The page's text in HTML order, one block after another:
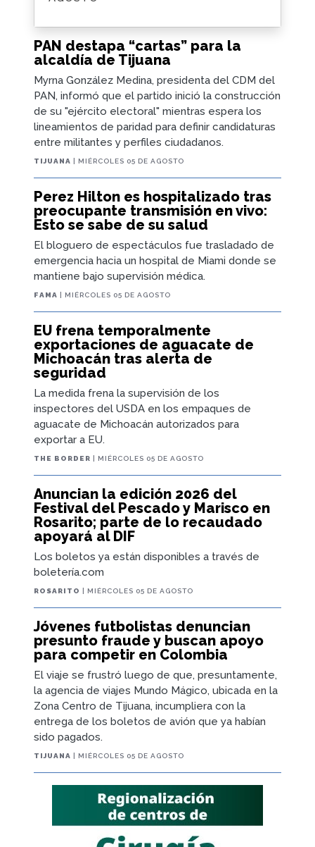
PAN destapa “cartas” para la
alcaldía de Tijuana
Myrna González Medina, presidenta del CDM del
PAN, informó que el partido inició la construcción
de su "ejército electoral" mientras espera los
lineamientos de paridad para definir candidaturas
entre militantes y perfiles ciudadanos.
TIJUANA | MIÉRCOLES 05 DE AGOSTO
Perez Hilton es hospitalizado tras
preocupante transmisión en vivo:
Esto se sabe de su salud
El bloguero de espectáculos fue trasladado de
emergencia hacia un hospital de Miami donde se
mantiene bajo supervisión médica.
FAMA | MIÉRCOLES 05 DE AGOSTO
EU frena temporalmente
exportaciones de aguacate de
Michoacán tras alerta de
seguridad
La medida frena la supervisión de los
inspectores del USDA en los empaques de
aguacate de Michoacán autorizados para
exportar a EU.
THE BORDER | MIÉRCOLES 05 DE AGOSTO
Anuncian la edición 2026 del
Festival del Pescado y Marisco en
Rosarito; parte de lo recaudado
apoyará al DIF
Los boletos ya están disponibles a través de
boletería.com
ROSARITO | MIÉRCOLES 05 DE AGOSTO
Jóvenes futbolistas denuncian
presunto fraude y buscan apoyo
para competir en Colombia
El viaje se frustró luego de que, presuntamente,
la agencia de viajes Mundo Mágico, ubicada en la
Zona Centro de Tijuana, incumpliera con la
entrega de los boletos de avión que ya habían
sido pagados.
TIJUANA | MIÉRCOLES 05 DE AGOSTO